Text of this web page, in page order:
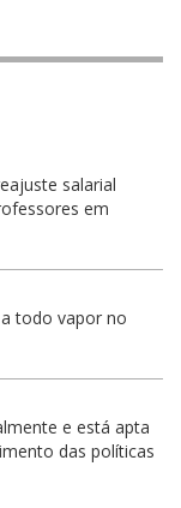
salarial
em
todo vapor no
e está apta
das políticas